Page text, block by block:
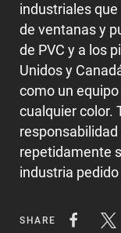
SHARE
industriales
de ventanas y
de PVC y a los
Unidos y
como un
cualquier color.
repetidamente
industria